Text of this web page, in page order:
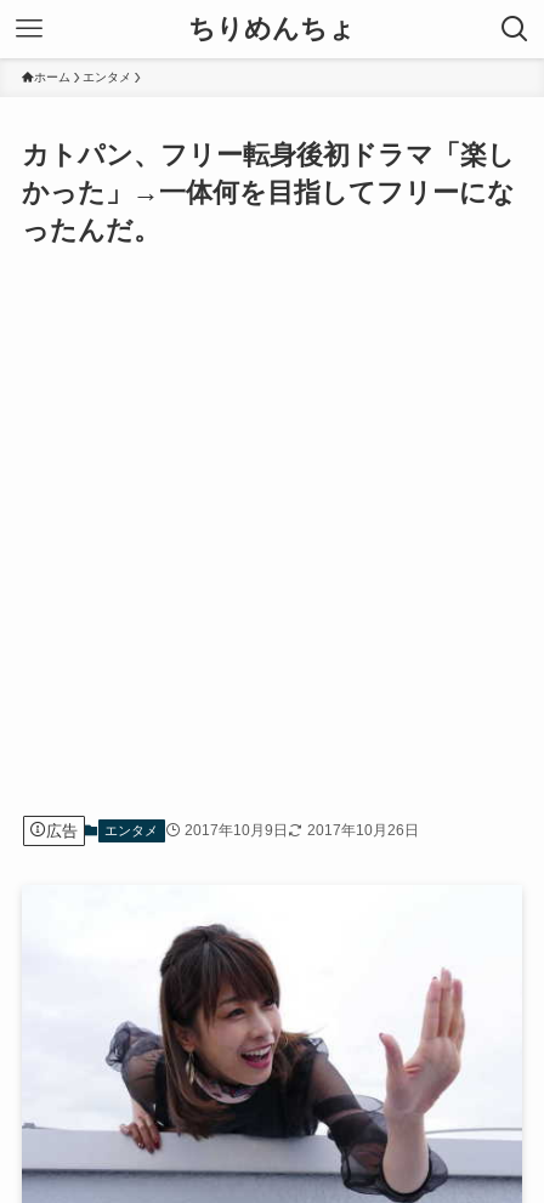
ちりめんちょ
ホーム エンタメ
カトパン、フリー転身後初ドラマ「楽し
かった」→一体何を目指してフリーにな
ったんだ。
広告 エンタメ 2017年10月9日 2017年10月26日